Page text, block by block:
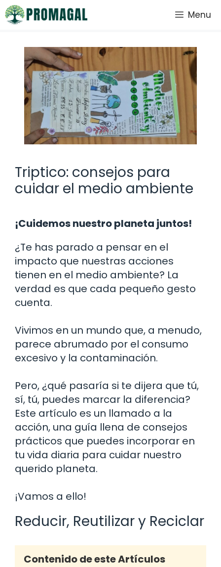
Saltar
al
Menu
Triptico: consejos para
cuidar el medio ambiente
¡Cuidemos nuestro planeta juntos!
¿Te has parado a pensar en el
impacto que nuestras acciones
tienen en el medio ambiente? La
verdad es que cada pequeño gesto
cuenta.
Vivimos en un mundo que, a menudo,
parece abrumado por el consumo
excesivo y la contaminación.
Pero, ¿qué pasaría si te dijera que tú,
sí, tú, puedes marcar la diferencia?
Este artículo es un llamado a la
acción, una guía llena de consejos
prácticos que puedes incorporar en
tu vida diaria para cuidar nuestro
querido planeta.
¡Vamos a ello!
Reducir, Reutilizar y Reciclar
Contenido de este Artículos